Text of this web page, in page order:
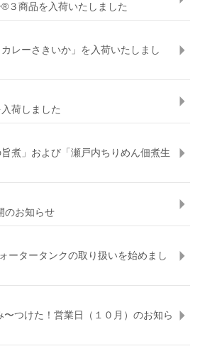
３商品を入荷いたしました
レーさきいか」を入荷いたしまし
荷しました
旨煮」および「瀬戸内ちりめん佃煮生
のお知らせ
ータータンクの取り扱いを始めまし
〜つけた！営業日（１０月）のお知ら